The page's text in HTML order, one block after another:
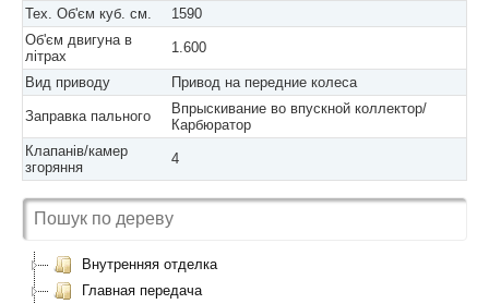
Тех. Об'єм куб. см.
1590
Об'єм двигуна в
літрах
1.600
Вид приводу Привод на передние колеса
Заправка пального
Впрыскивание во впускной коллектор/
Карбюратор
Клапанів/камер
згоряння
4
Внутренняя отделка
Главная передача